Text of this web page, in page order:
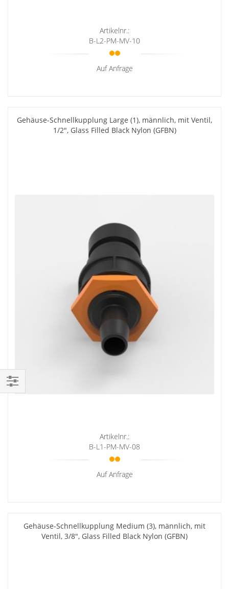
Artikelnr.:
B-L2-PM-MV-10
Auf Anfrage
Gehäuse-Schnellkupplung Large (1), männlich, mit Ventil,
1/2", Glass Filled Black Nylon (GFBN)
Artikelnr.:
B-L1-PM-MV-08
Auf Anfrage
Gehäuse-Schnellkupplung Medium (3), männlich, mit
Ventil, 3/8", Glass Filled Black Nylon (GFBN)
Einkaufsoptionen